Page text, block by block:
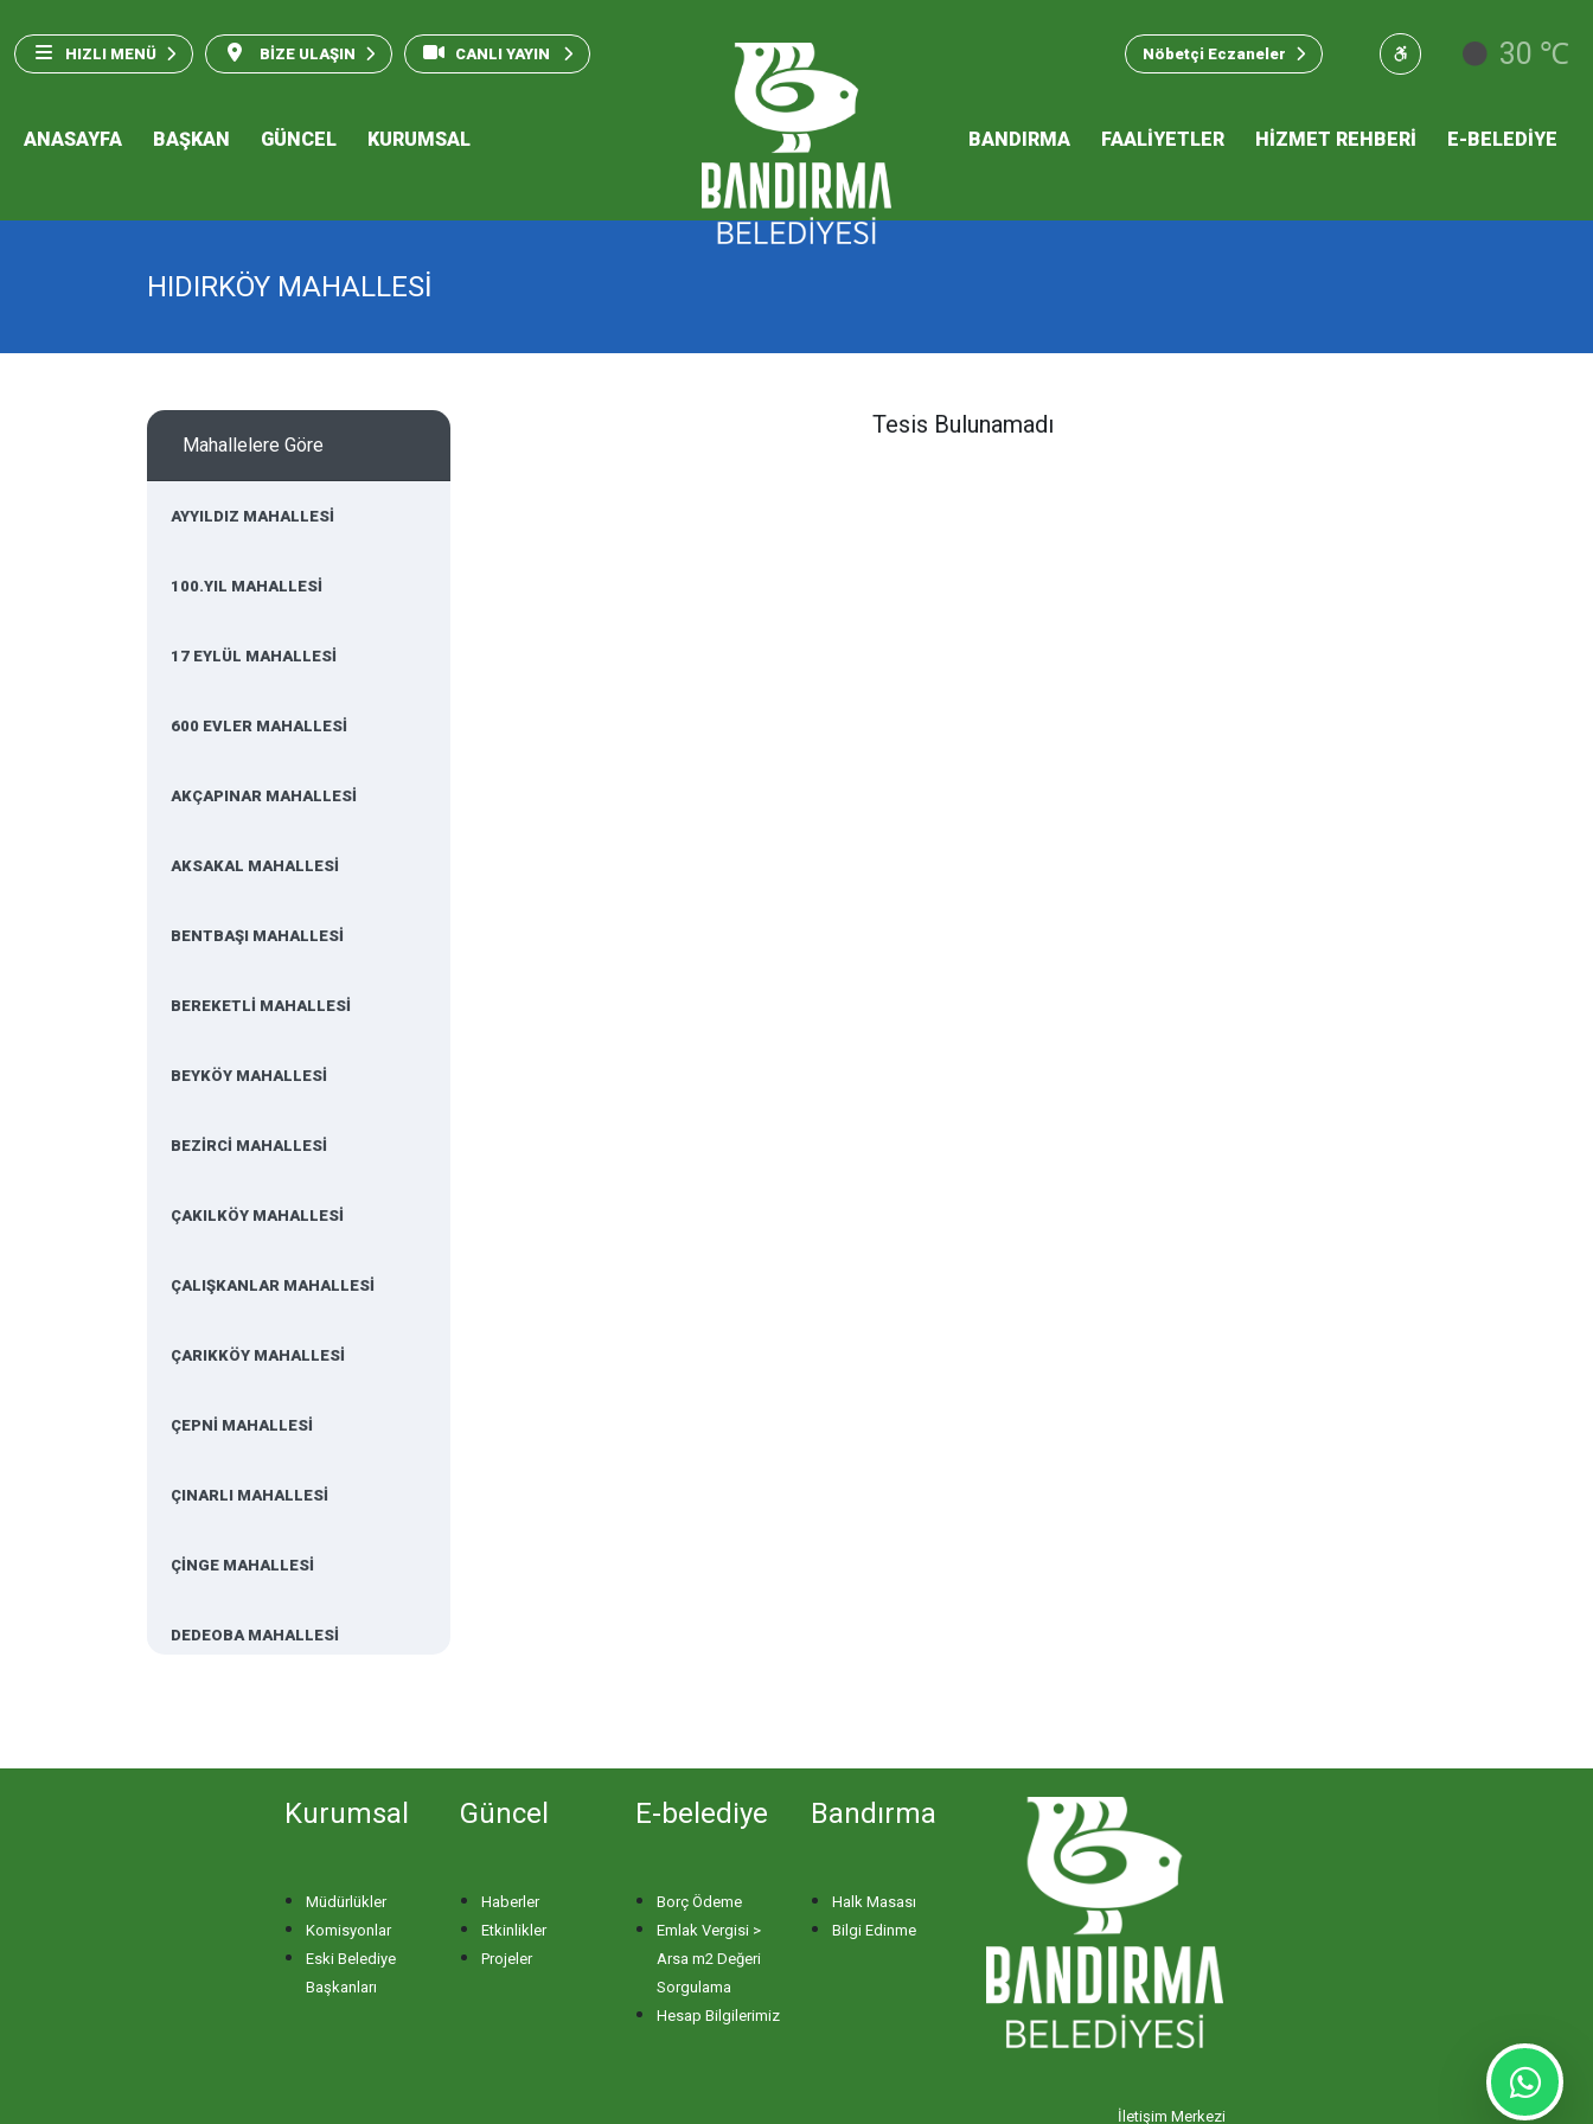
HIZLI MENÜ BİZE ULAŞIN CANLI YAYIN Nöbetçi Eczaneler 30 ℃
ANASAYFA BAŞKAN GÜNCEL KURUMSAL
2026 Performans Programı
BANDIRMA FAALİYETLER HİZMET REHBERİ E-BELEDİYE
HIDIRKÖY MAHALLESİ
Mahallelere Göre
AYYILDIZ MAHALLESİ
100.YIL MAHALLESİ
17 EYLÜL MAHALLESİ
600 EVLER MAHALLESİ
AKÇAPINAR MAHALLESİ
AKSAKAL MAHALLESİ
BENTBAŞI MAHALLESİ
BEREKETLİ MAHALLESİ
BEYKÖY MAHALLESİ
BEZİRCİ MAHALLESİ
ÇAKILKÖY MAHALLESİ
ÇALIŞKANLAR MAHALLESİ
ÇARIKKÖY MAHALLESİ
ÇEPNİ MAHALLESİ
ÇINARLI MAHALLESİ
ÇİNGE MAHALLESİ
DEDEOBA MAHALLESİ
DUTLİMAN MAHALLESİ
Tesis Bulunamadı
Kurumsal
Müdürlükler
Komisyonlar
Eski Belediye
Başkanları
Güncel
Haberler
Etkinlikler
Projeler
E-belediye
Borç Ödeme
Emlak Vergisi >
Arsa m2 Değeri
Sorgulama
Hesap Bilgilerimiz
Bandırma
Halk Masası
Bilgi Edinme
İletişim Merkezi